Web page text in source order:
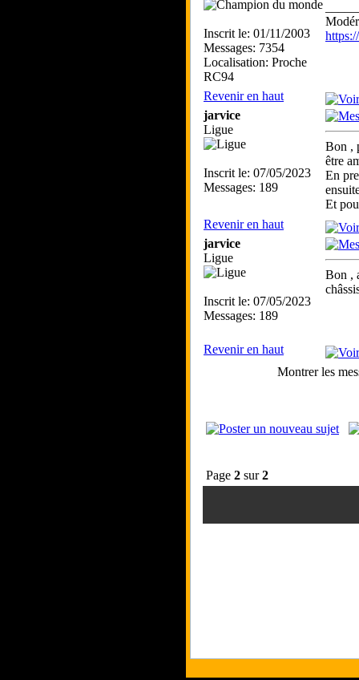
Inscrit le: 01/11/2003
Messages: 7354
Localisation: Proche
RC94
Revenir en haut
jarvice
Ligue
Inscrit le: 07/05/2023
Messages: 189
Bon ,
être
En
Et
Revenir en haut
jarvice
Ligue
Inscrit le: 07/05/2023
Messages: 189
Bon ,
Revenir en haut
Montrer les
Page 2 sur2